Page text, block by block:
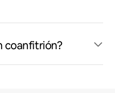
coanfitrión?